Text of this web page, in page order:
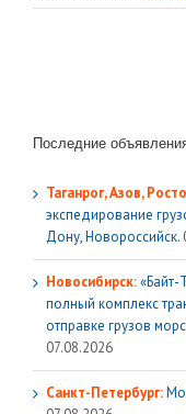
Последние
Таганрог, Азов,
экспедирование
Дону, Новороссийск.
Новосибирск:«Байт-
полный комплекс
отправке грузов
07.08.2026
Санкт-Петербург: